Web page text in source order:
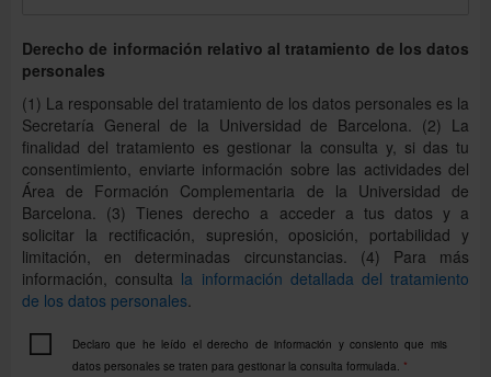
Derecho de información relativo al tratamiento de los datos
personales
(1) La responsable del tratamiento de los datos personales es la
Secretaría General de la Universidad de Barcelona. (2) La
finalidad del tratamiento es gestionar la consulta y, si das tu
consentimiento, enviarte información sobre las actividades del
Área de Formación Complementaria de la Universidad de
Barcelona. (3) Tienes derecho a acceder a tus datos y a
solicitar la rectificación, supresión, oposición, portabilidad y
limitación, en determinadas circunstancias. (4) Para más
información, consulta la información detallada del tratamiento
de los datos personales.
Declaro que he leído el derecho de información y consiento que mis
datos personales se traten para gestionar la consulta formulada. *